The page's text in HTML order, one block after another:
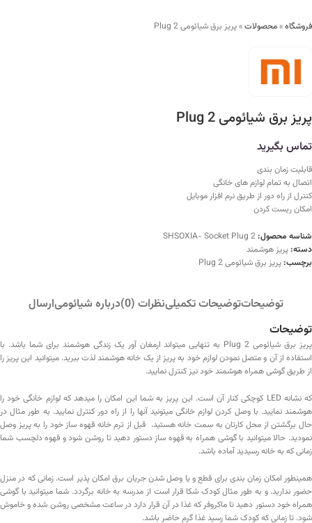
فروشگاه»محصولات»پریز برق شیائومی Plug 2
پریز برق شیائومی Plug 2
تماس بگیرید
قابلیت زمان بندی
اتصال به تمام لوازم های خانگی
کنترل از راه دور از طریق نرم افزار موبایل
امکان ریست کردن
شناسه محصول:SHSOXIA- Socket Plug 2
دسته:پریز هوشمند
برچسب:پریز برق شیائومی Plug 2
توضیحاتتوضیحات تکمیلینظرات (0) درباره شیائومیارسال
توضیحات
پریز برق شیائومی Plug 2 به تنهایی میتواند ارمغان آور یک زندگی هوشمند برای شما باشد. با
استفاده از آن و متصل نمودن لوازم خود به پریز از یک خانه هوشمند لذت ببرید. میتوانید این پریز را
از طریق گوشی همراه هوشمند خود نیز کنترل نمایید.
که نشانه LED کوچکی کنار آن است. این پریز به شما این امکان را میدهد که لوازم خانگی خود را
هوشمند نمایید. با وصل کردن لوازم خانگی میتونید آنها را از راه دور کنترل نمایید. به طور مثال در
حال برگشتن از محل کارتان به سمت خانه هستید. قبل از ترم خانه قهوه ساز خود را به پریز وصل
نمودید. حالا میتوانید با گوشی همراه به قهوه ساز دستور دهید تا روشن شود و قهوه دلچسب شما
زمانی که به خانه رسیدید آماده باشد.
همینطور امکان زمان بندی برای قطع و یا وصل شدن جریان برق امکان پذیر است. زمانی که در منزل
حضور ندارید. و به طور مثال کودک شکا قرار است از مدرسه به خانه برگردد. شما میتوانید با گوشی
همراه خود دستور دهید تا ماکروفر که غذا در آن قرار دارد در ساعت مشخصی روشن شده و خاموش
شود. تا زمانی که کودک شما رسید غذا گرم حاضر باشد.